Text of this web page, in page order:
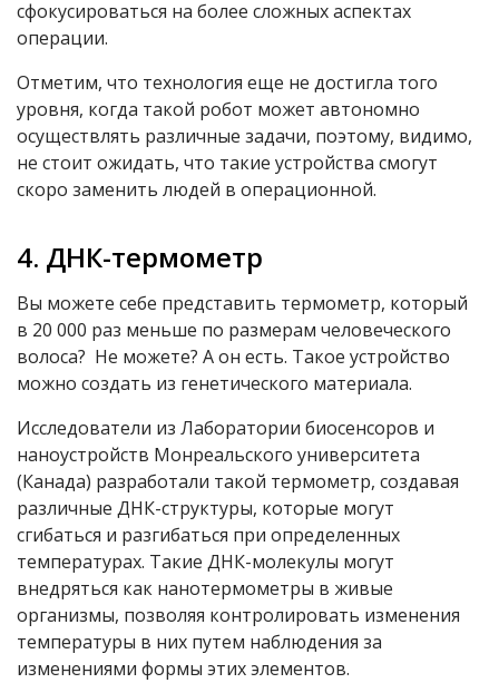
сфокусироваться на более сложных аспектах
операции.
Отметим, что технология еще не достигла того
уровня, когда такой робот может автономно
осуществлять различные задачи, поэтому, видимо,
не стоит ожидать, что такие устройства смогут
скоро заменить людей в операционной.
4. ДНК-термометр
Вы можете себе представить термометр, который
в 20 000 раз меньше по размерам человеческого
волоса? Не можете? А он есть. Такое устройство
можно создать из генетического материала.
Исследователи из Лаборатории биосенсоров и
наноустройств Монреальского университета
(Канада) разработали такой термометр, создавая
различные ДНК-структуры, которые могут
сгибаться и разгибаться при определенных
температурах. Такие ДНК-молекулы могут
внедряться как нанотермометры в живые
организмы, позволяя контролировать изменения
температуры в них путем наблюдения за
изменениями формы этих элементов.